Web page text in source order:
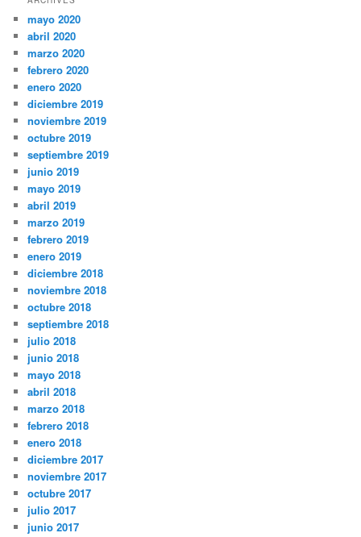
mayo 2020
abril 2020
marzo 2020
febrero 2020
enero 2020
diciembre 2019
noviembre 2019
octubre 2019
septiembre 2019
junio 2019
mayo 2019
abril 2019
marzo 2019
febrero 2019
enero 2019
diciembre 2018
noviembre 2018
octubre 2018
septiembre 2018
julio 2018
junio 2018
mayo 2018
abril 2018
marzo 2018
febrero 2018
enero 2018
diciembre 2017
noviembre 2017
octubre 2017
julio 2017
junio 2017